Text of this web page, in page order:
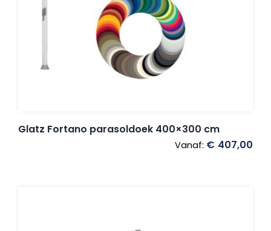
Glatz Fortano parasoldoek 400×300 cm
Vanaf: € 407,00